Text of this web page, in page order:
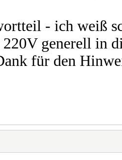
- ich weiß
generell in
für den